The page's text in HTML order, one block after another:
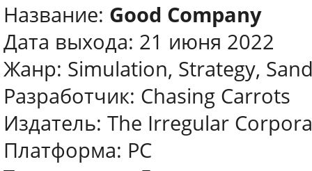
Название: Good Company
Дата выхода: 21 июня 2022
Жанр: Simulation, Strategy,
Разработчик: Chasing Carrots
Издатель: The Irregular
Платформа: PC